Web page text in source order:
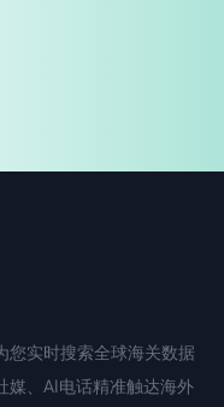
您实时搜索全球海关数据
媒、AI电话精准触达海外